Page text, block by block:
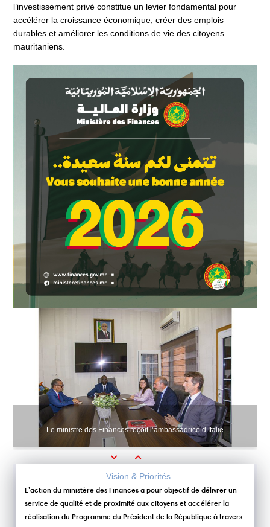
l’investissement privé constitue un levier fondamental pour
accélérer la croissance économique, créer des emplois
durables et améliorer les conditions de vie des citoyens
mauritaniens.
Le ministre des Finances reçoit l’ambassadrice d’Italie
Previous
Vision & Priorités
L’action du ministère des Finances a pour objectif de délivrer un
service de qualité et de proximité aux citoyens et accélérer la
réalisation du Programme du Président de la République à travers